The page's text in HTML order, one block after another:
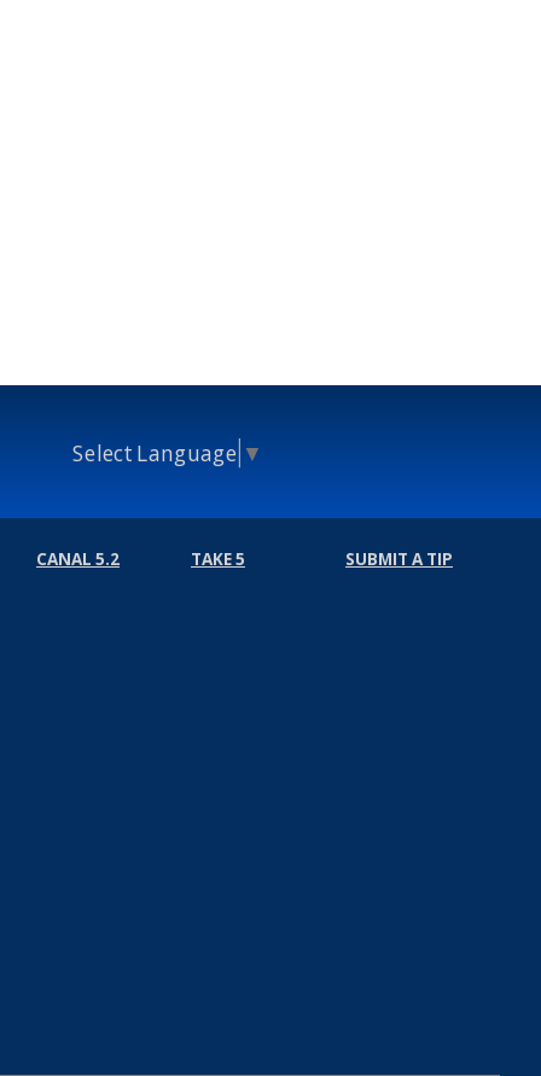
Select Language ▼
CANAL 5.2 TAKE 5 SUBMIT A TIP